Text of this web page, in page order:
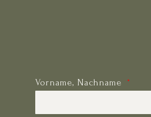
Vorname, Nachname